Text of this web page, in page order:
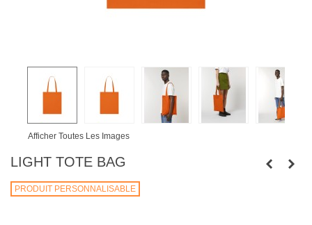
Afficher Toutes Les Images
LIGHT TOTE BAG
PRODUIT PERSONNALISABLE